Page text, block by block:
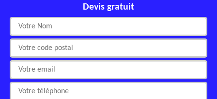
Devis gratuit